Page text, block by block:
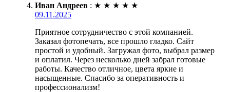
Иван Андреев : ★ ★ ★ ★ ★
09.11.2025
Приятное сотрудничество с этой компанией.
Заказал фотопечать, все прошло гладко. Сайт
простой и удобный. Загружал фото, выбрал размер
и оплатил. Через несколько дней забрал готовые
работы. Качество отличное, цвета яркие и
насыщенные. Спасибо за оперативность и
профессионализм!